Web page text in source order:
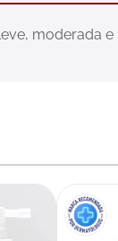
moderada